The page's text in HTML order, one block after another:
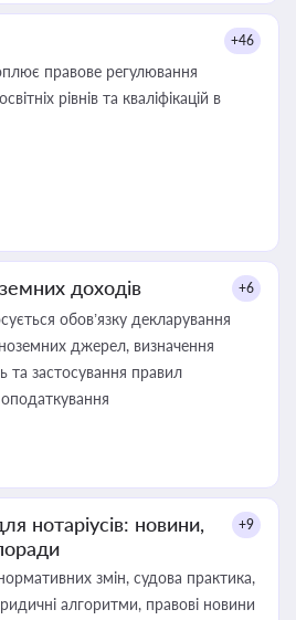
+46
правове регулювання
рівнів та кваліфікацій в
доходів +6
обов’язку декларування
джерел, визначення
та застосування правил
нотаріусів: новини,
+9
змін, судова практика,
алгоритми, правові новини